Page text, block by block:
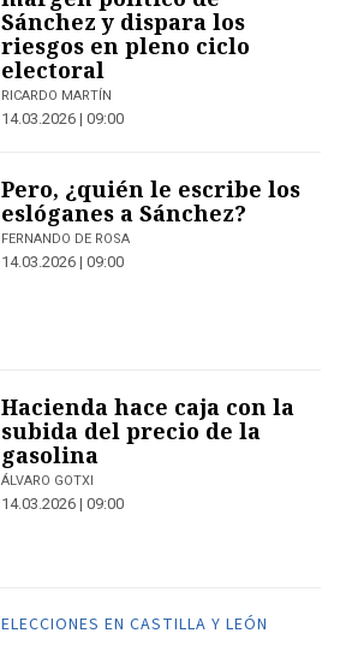
Sánchez y dispara los
riesgos en pleno ciclo
electoral
RICARDO MARTÍN
14.03.2026 | 09:00
Pero, ¿quién le escribe los
eslóganes a Sánchez?
FERNANDO DE ROSA
14.03.2026 | 09:00
Hacienda hace caja con la
subida del precio de la
gasolina
ÁLVARO GOTXI
14.03.2026 | 09:00
ELECCIONES EN CASTILLA Y LEÓN